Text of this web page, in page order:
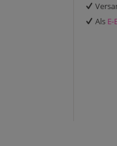
Als E-